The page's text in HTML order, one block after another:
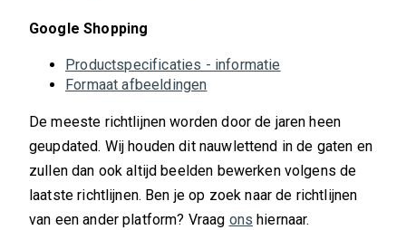
Google Shopping
Productspecificaties - informatie
Formaat afbeeldingen
De meeste richtlijnen worden door de jaren heen
geupdated. Wij houden dit nauwlettend in de gaten en
zullen dan ook altijd beelden bewerken volgens de
laatste richtlijnen. Ben je op zoek naar de richtlijnen
van een ander platform? Vraag ons hiernaar.